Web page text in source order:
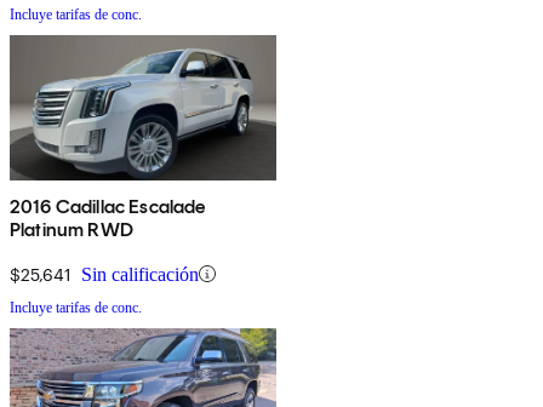
Incluye tarifas de conc.
2016 Cadillac Escalade
Platinum RWD
$25,641 Sin calificación
Incluye tarifas de conc.